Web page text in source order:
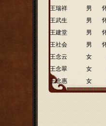
· 王瑞祥 男
· 王武生 男
· 王建堂 男
· 王社会 男
· 王念云 女
· 王念翠 女
· 王念惠 女